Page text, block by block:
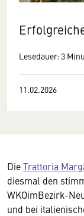
Lesedauer: 3
11.02.2026
DieTrattoria
diesmal den
WKOimBezirk-
und bei